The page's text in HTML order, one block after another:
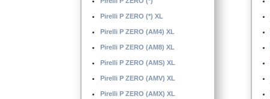
Pirelli P ZERO (*) XL
Pirelli P ZERO (AM4) XL
Pirelli P ZERO (AM8) XL
Pirelli P ZERO (AMS) XL
Pirelli P ZERO (AMV) XL
Pirelli P ZERO (AMX) XL